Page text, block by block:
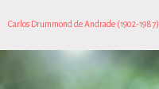
Carlos Drummond de Andrade (1902-1987)